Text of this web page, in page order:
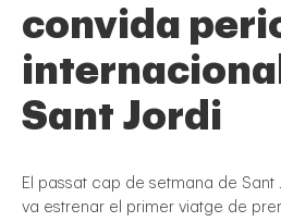
convida
Sant Jordi
El passat cap de setmana de Sant
va estrenar el primer viatge de